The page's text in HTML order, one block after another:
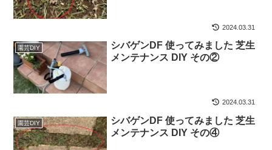
2024.03.31
園芸DIY
シバゲンDF 使ってみました 芝生
メンテナンス DIY その②
2024.03.31
園芸DIY
シバゲンDF 使ってみました 芝生
メンテナンス DIY その④